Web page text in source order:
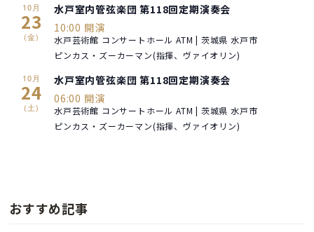
10月
23
(金)
水戸室内管弦楽団 第118回定期演奏会
10:00 開演
水戸芸術館 コンサートホール ATM | 茨城県 水戸市
ピンカス・ズーカーマン(指揮、ヴァイオリン)
10月
24
(土)
水戸室内管弦楽団 第118回定期演奏会
06:00 開演
水戸芸術館 コンサートホール ATM | 茨城県 水戸市
ピンカス・ズーカーマン(指揮、ヴァイオリン)
おすすめ記事